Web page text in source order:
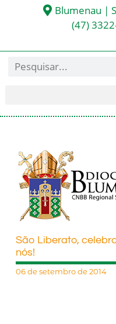
Blumenau |
(47)
São Liberato,
nós!
06 de setembro de 2014